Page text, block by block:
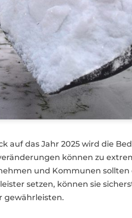
auf das Jahr 2025 wird die
können zu
und Kommunen
setzen, können sie
gewährleisten.